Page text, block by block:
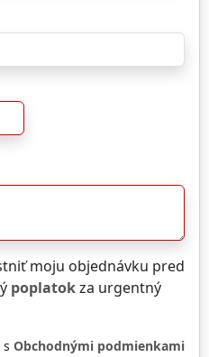
moju objednávku pred
poplatokza urgentný
Obchodnými podmienkami